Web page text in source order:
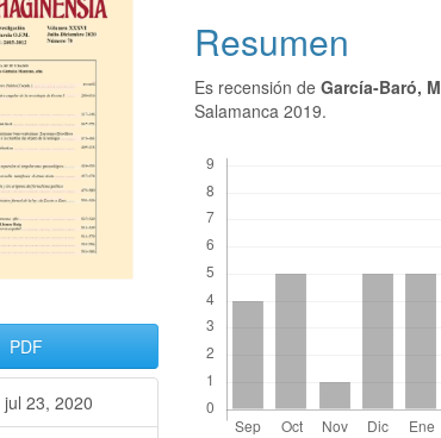
PDF
jul 23, 2020
Resumen
Es recensión deGarcía-Baró,
Salamanca 2019.